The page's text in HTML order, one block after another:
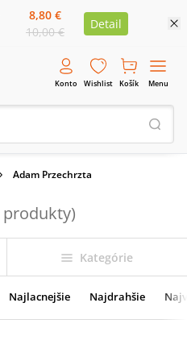
8,80 €
10,00 €
Detail
Konto Wishlist Košík Menu
Adam Przechrzta
produkty)
Kategórie
Najlacnejšie Najdrahšie